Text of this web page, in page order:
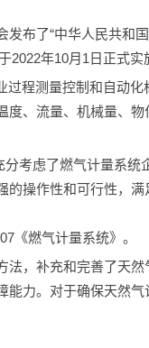
布了“中华人民共和
2022年10月1日正式实
程测量控制和自动
、流量、机械量、
考虑了燃气计量系
操作性和可行性，
《燃气计量系统》。
，补充和完善了天
能力。对于确保天然